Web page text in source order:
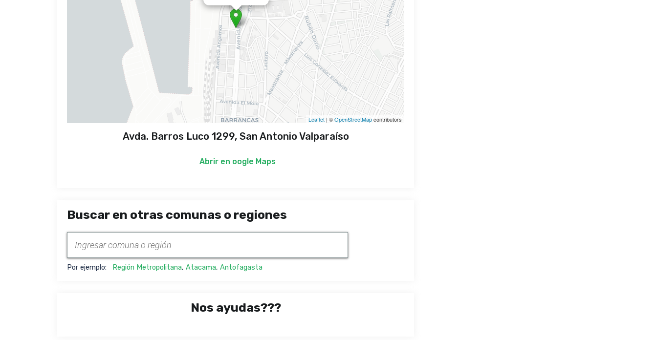
Leaflet | ©OpenStreetMapcontributors
Avda. Barros Luco 1299, San Antonio Valparaíso
Abrir en oogle Maps
Buscar en otras comunas o regiones
Por ejemplo: Región Metropolitana, Atacama, Antofagasta
Nos ayudas???